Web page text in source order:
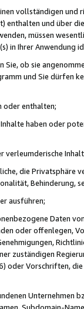
vollständigen
enthalten und über
müssen
in Ihrer Anwendung
ob sie
und Sie dürfen
oder enthalten;
haben oder
verleumderische
die Privatsphäre
Behinderung,
ausführen;
Daten
oder offenlegen,
zuständigen
oder Vorschriften,
Unternehmen
Subdomain-